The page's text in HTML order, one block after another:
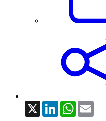
X LinkedInWhatsApp